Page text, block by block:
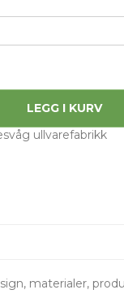
LEGG I KURV
ullvarefabrikk
materialer,